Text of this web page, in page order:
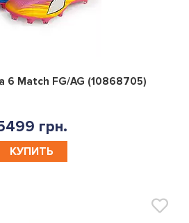
0
6 Match FG/AG (10868705)
грн.
КУПИТЬ